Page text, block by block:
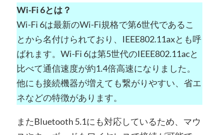
Wi-Fi 6とは？
Wi-Fi 6は最新のWi-Fi規格で第6世代であるこ
とから名付けられており、IEEE802.11axとも呼
ばれます。Wi-Fi 6は第5世代のIEEE802.11acと
比べて通信速度が約1.4倍高速になりました。
他にも接続機器が増えても繋がりやすい、省エ
ネなどの特徴があります。
またBluetooth 5.1にも対応しているため、マウ